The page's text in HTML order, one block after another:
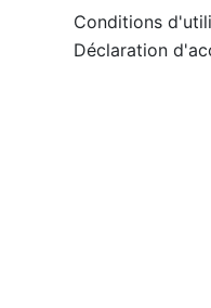
Conditions
Déclaration